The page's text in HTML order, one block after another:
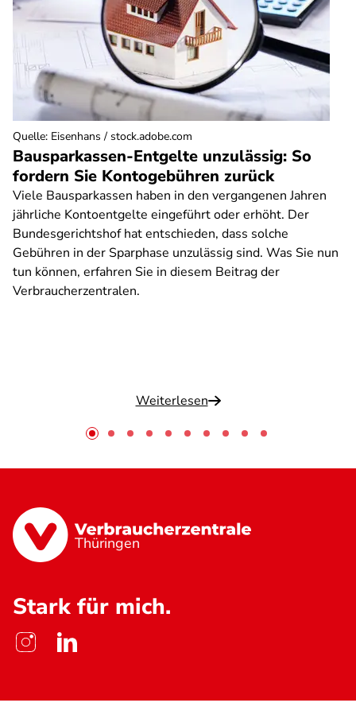
Bausparkassen-Entgelte unzulässig: So
fordern Sie Kontogebühren zurück
Viele Bausparkassen haben in den vergangenen Jahren
jährliche Kontoentgelte eingeführt oder erhöht. Der
Bundesgerichtshof hat entschieden, dass solche
Gebühren in der Sparphase unzulässig sind. Was Sie nun
tun können, erfahren Sie in diesem Beitrag der
Verbraucherzentralen.
Weiterlesen
Quelle: Eisenhans / stock.adobe.com
Thüringen
Stark für mich.